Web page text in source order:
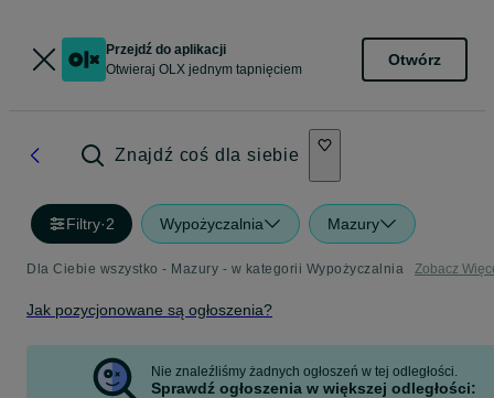
Przejdź do aplikacji
Otwieraj OLX jednym tapnięciem
Otwórz
Znajdź coś dla siebie
Filtry·2 Wypożyczalnia Mazury
Dla Ciebie wszystko - Mazury - w kategorii Wypożyczalnia Zobacz
Jak pozycjonowane są ogłoszenia?
Nie znaleźliśmy żadnych ogłoszeń w tej odległości.
Sprawdź ogłoszenia w większej odległości: